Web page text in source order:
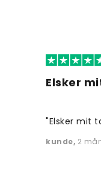
Elsker
"Elsker mit
kunde, 2